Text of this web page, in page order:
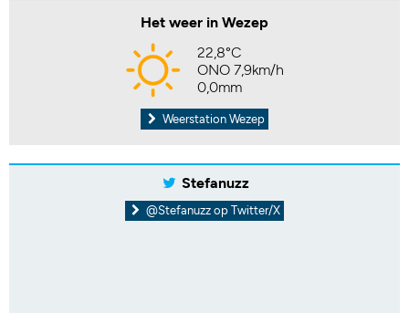
Het weer in Wezep
22,8°C
ONO 7,9km/h
0,0mm
Weerstation Wezep
Stefanuzz
@Stefanuzz op Twitter/X